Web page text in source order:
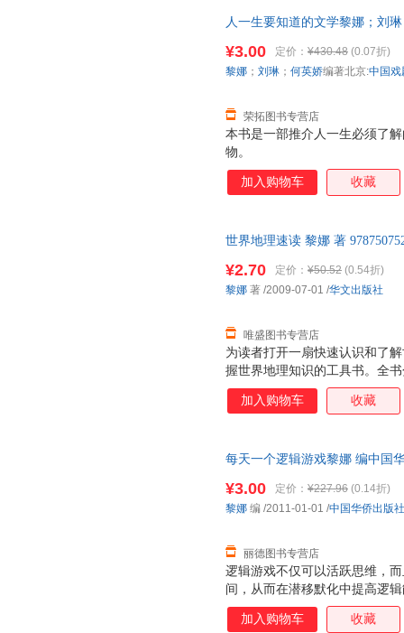
人一生要知道的文学黎娜；刘
电子发票！
本书是一部推介人一生必须了
物。
¥3.00 定价： ¥430.48 (0.07折)
荣拓图书专营店
黎娜 ； 刘琳 ； 何英娇编著北京:中国戏
加入购物车 收藏
世界地理速读 黎娜 著
为读者打开一扇快速认识和了
握世界地理知识的工具书。全
洲、南极洲七个部分，设置“概
输”、“主要城市”、“主要名胜
文化的力量与图画的色彩一起
¥2.70 定价： ¥50.52 (0.54折)
唯盛图书专营店
黎娜 著 /2009-07-01 /华文出版社
加入购物车 收藏
每天一个逻辑游戏黎娜 编中国
逻辑游戏不仅可以活跃思维，
间，从而在潜移默化中提高逻
大脑里沉睡的逻辑力，让你的
根据解题方式而分类的方法，
¥3.00 定价： ¥227.96 (0.14折)
丽德图书专营店
黎娜 编 /2011-01-01 /中国华侨出版社
加入购物车 收藏